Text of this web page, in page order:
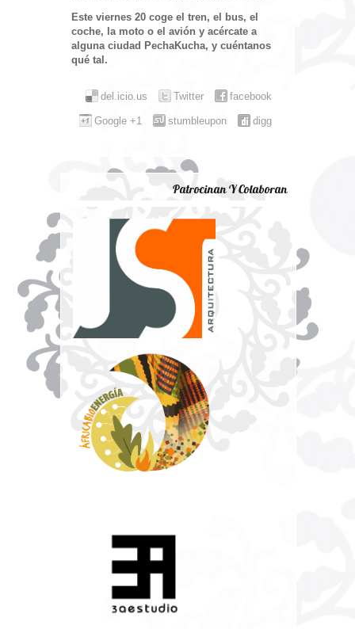
Este viernes 20 coge el tren, el bus, el
coche, la moto o el avión y acércate a
alguna ciudad PechaKucha, y cuéntanos
qué tal.
facebook
Twitter
del.icio.us
digg
stumbleupon
Google +1
Patrocinan Y Colaboran